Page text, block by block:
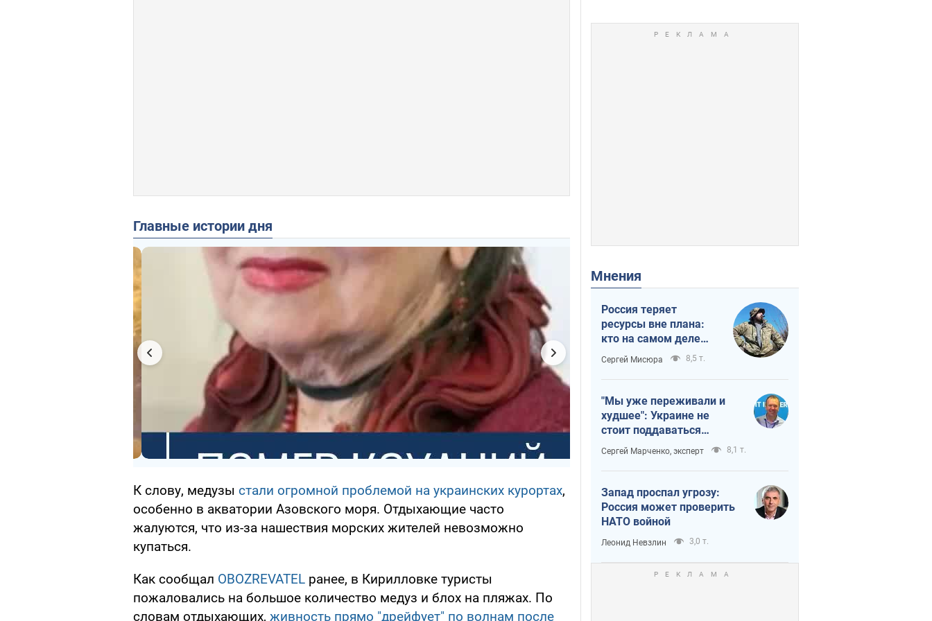
Главные истории дня
К слову, медузы стали огромной проблемой на украинских курортах,
особенно в акватории Азовского моря. Отдыхающие часто
жалуются, что из-за нашествия морских жителей невозможно
купаться.
Как сообщал OBOZREVATEL ранее, в Кирилловке туристы
пожаловались на большое количество медуз и блох на пляжах. По
словам отдыхающих, живность прямо "дрейфует" по волнам после
Мнения
Россия теряет
ресурсы вне плана:
кто на самом деле
диктует темп войны
Сергей Мисюра 8,5 т.
"Мы уже переживали и
худшее": Украине не
стоит поддаваться
отчаянию из-за
ракетного террора
Сергей Марченко, эксперт 8,1 т.
Запад проспал угрозу:
Россия может проверить
НАТО войной
Леонид Невзлин 3,0 т.